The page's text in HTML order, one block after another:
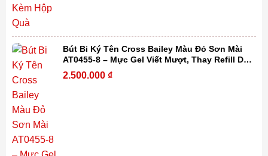
Bút Bi Ký Tên Cross Bailey Màu Đỏ Sơn Mài
AT0455-8 – Mực Gel Viết Mượt, Thay Refill Dễ
Dàng, Kèm Hộp Quà
2.500.000 ₫